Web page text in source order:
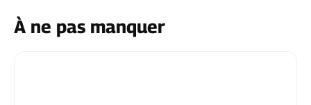
À ne pas manquer